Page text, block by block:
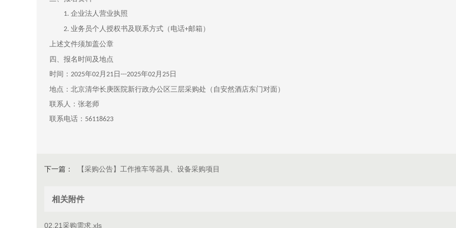
1. 企业法人营业执照
2. 业务员个人授权书及联系方式（电话+邮箱）
上述文件须加盖公章
四、 报名时间及地点
时间： 2025年02月 21 日 ---2025年02月 25 日
地点：北京清华长庚医院新行政办公区三层采购处（自安然酒店东门对面）
联系人：张老师
联系电话： 56118623
下一篇： 【采购公告】工作推车等器具、设备采购项目
相关附件
02.21采购需求.xls